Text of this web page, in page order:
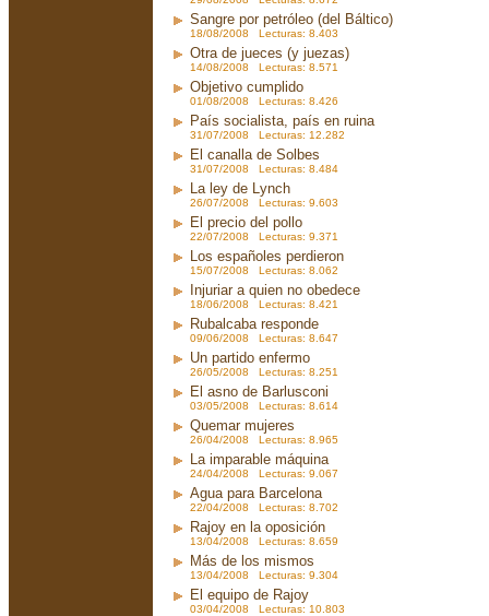
Sangre por petróleo (del Báltico)
18/08/2008 Lecturas: 8.403
Otra de jueces (y juezas)
14/08/2008 Lecturas: 8.571
Objetivo cumplido
01/08/2008 Lecturas: 8.426
País socialista, país en ruina
31/07/2008 Lecturas: 12.282
El canalla de Solbes
31/07/2008 Lecturas: 8.484
La ley de Lynch
26/07/2008 Lecturas: 9.603
El precio del pollo
22/07/2008 Lecturas: 9.371
Los españoles perdieron
15/07/2008 Lecturas: 8.062
Injuriar a quien no obedece
18/06/2008 Lecturas: 8.421
Rubalcaba responde
09/06/2008 Lecturas: 8.647
Un partido enfermo
26/05/2008 Lecturas: 8.251
El asno de Barlusconi
03/05/2008 Lecturas: 8.614
Quemar mujeres
26/04/2008 Lecturas: 8.965
La imparable máquina
24/04/2008 Lecturas: 9.067
Agua para Barcelona
22/04/2008 Lecturas: 8.702
Rajoy en la oposición
13/04/2008 Lecturas: 8.659
Más de los mismos
13/04/2008 Lecturas: 9.304
El equipo de Rajoy
03/04/2008 Lecturas: 10.803